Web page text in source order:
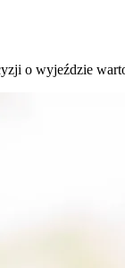
o wyjeździe